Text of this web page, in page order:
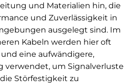
und Materialien hin, die
und Zuverlässigkeit in
ausgelegt sind. Im
Kabeln werden hier oft
eine aufwändigere,
verwendet, um Signalverluste
Störfestigkeit zu